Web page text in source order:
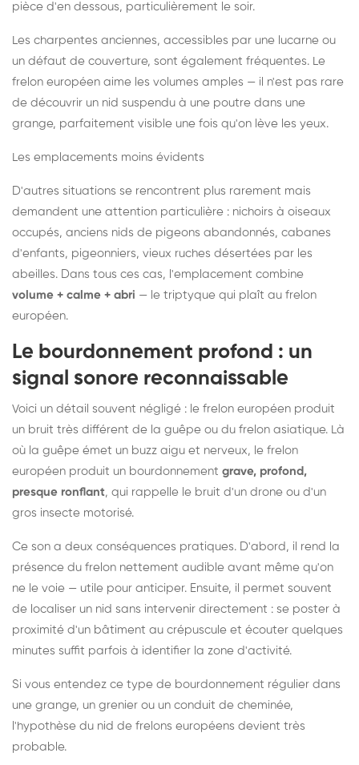
pièce d'en dessous, particulièrement le soir.
Les charpentes anciennes, accessibles par une lucarne ou
un défaut de couverture, sont également fréquentes. Le
frelon européen aime les volumes amples — il n'est pas rare
de découvrir un nid suspendu à une poutre dans une
grange, parfaitement visible une fois qu'on lève les yeux.
Les emplacements moins évidents
D'autres situations se rencontrent plus rarement mais
demandent une attention particulière : nichoirs à oiseaux
occupés, anciens nids de pigeons abandonnés, cabanes
d'enfants, pigeonniers, vieux ruches désertées par les
abeilles. Dans tous ces cas, l'emplacement combine
volume + calme + abri — le triptyque qui plaît au frelon
européen.
Le bourdonnement profond : un
signal sonore reconnaissable
Voici un détail souvent négligé : le frelon européen produit
un bruit très différent de la guêpe ou du frelon asiatique. Là
où la guêpe émet un buzz aigu et nerveux, le frelon
européen produit un bourdonnement grave, profond,
presque ronflant, qui rappelle le bruit d'un drone ou d'un
gros insecte motorisé.
Ce son a deux conséquences pratiques. D'abord, il rend la
présence du frelon nettement audible avant même qu'on
ne le voie — utile pour anticiper. Ensuite, il permet souvent
de localiser un nid sans intervenir directement : se poster à
proximité d'un bâtiment au crépuscule et écouter quelques
minutes suffit parfois à identifier la zone d'activité.
Si vous entendez ce type de bourdonnement régulier dans
une grange, un grenier ou un conduit de cheminée,
l'hypothèse du nid de frelons européens devient très
probable.